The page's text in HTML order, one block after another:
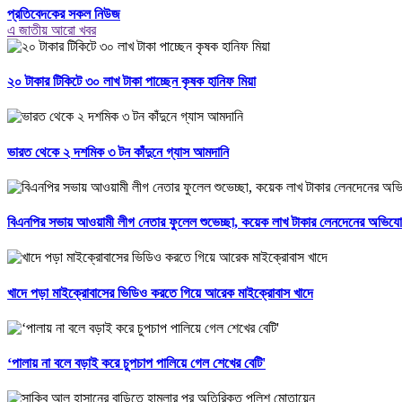
প্রতিবেদকের সকল নিউজ
এ জাতীয় আরো খবর
২০ টাকার টিকিটে ৩০ লাখ টাকা পাচ্ছেন কৃষক হানিফ মিয়া
ভারত থেকে ২ দশমিক ৩ টন কাঁদুনে গ্যাস আমদানি
বিএনপির সভায় আওয়ামী লীগ নেতার ফুলেল শুভেচ্ছা, কয়েক লাখ টাকার লেনদেনের
খাদে পড়া মাইক্রোবাসের ভিডিও করতে গিয়ে আরেক মাইক্রোবাস খাদে
‘পালায় না বলে বড়াই করে চুপচাপ পালিয়ে গেল শেখের বেটি'